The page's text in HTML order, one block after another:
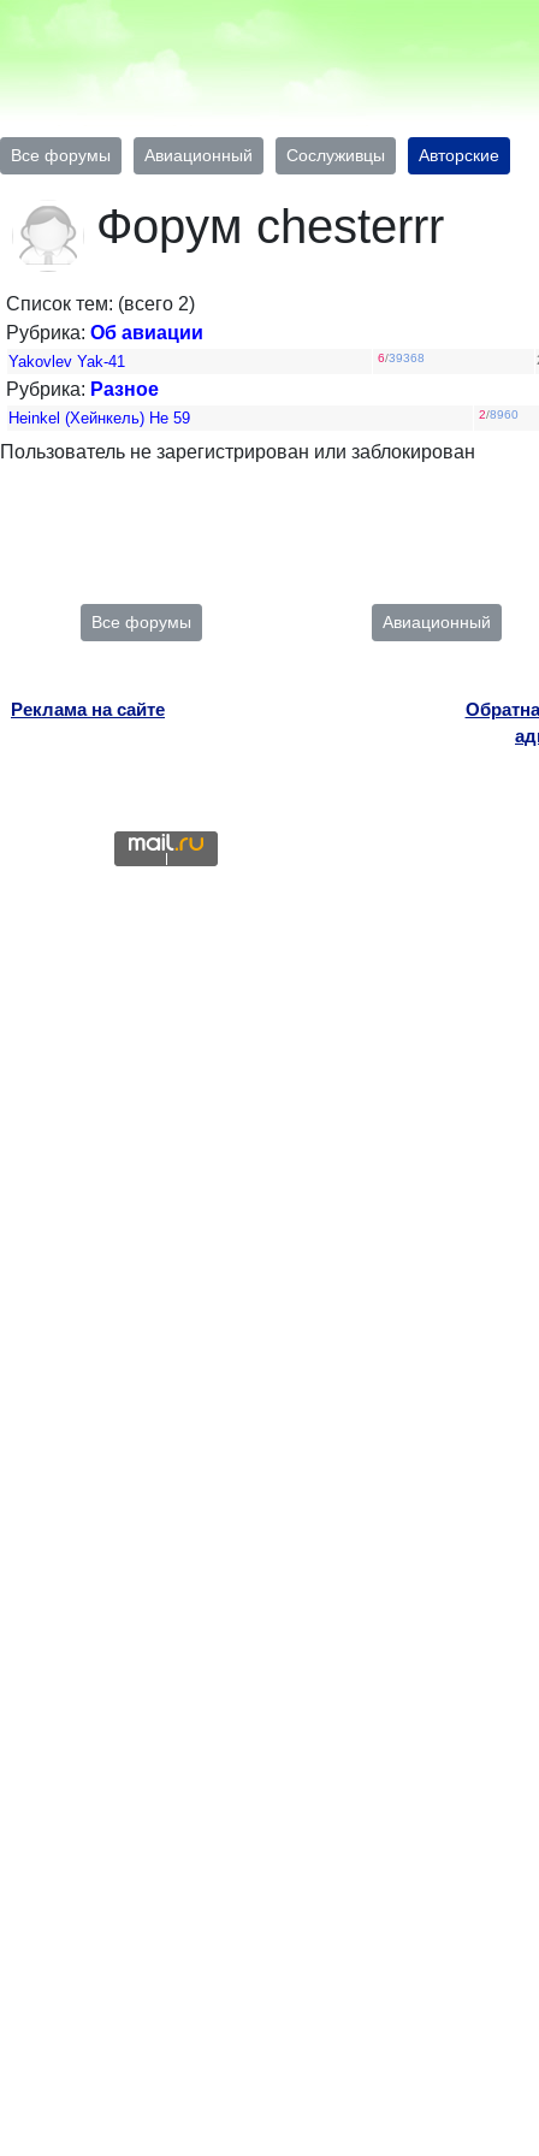
Все форумы Авиационный Сослуживцы Авторские
Форум chesterrr
Список тем: (всего 2)
Рубрика: Об авиации
Yakovlev Yak-41 6/39368
Рубрика: Разное
Heinkel (Хейнкель) Не 59 2/8960
Пользователь не зарегистрирован или заблокирован
Все форумы Авиационный
Реклама на сайте